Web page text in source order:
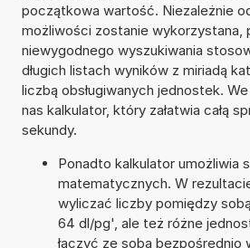
początkowa wartość. Niezależnie
możliwości zostanie wykorzystana,
niewygodnego wyszukiwania
długich listach wyników z miriadą
liczbą obsługiwanych jednostek.
nas kalkulator, który załatwia całą
sekundy.
Ponadto kalkulator umożliwia
matematycznych. W
wyliczać liczby pomiędzy
64 dl/pg', ale też różne
łączyć ze sobą bezpośrednio